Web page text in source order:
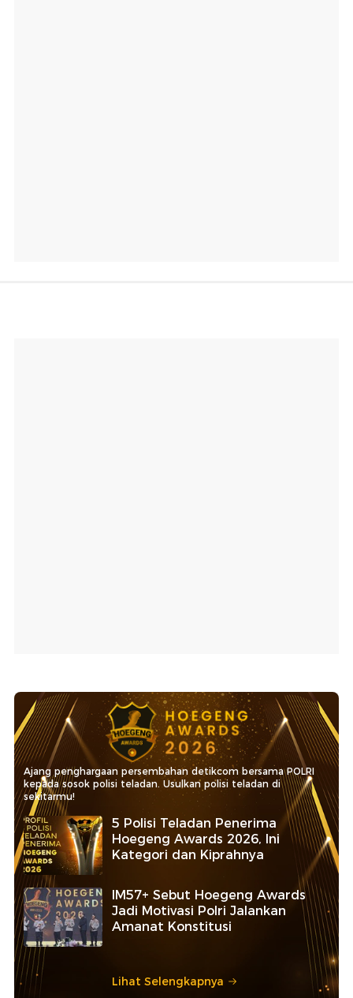
Ajang penghargaan persembahan detikcom bersama POLRI
kepada sosok polisi teladan. Usulkan polisi teladan di
sekitarmu!
5 Polisi Teladan Penerima
Hoegeng Awards 2026, Ini
Kategori dan Kiprahnya
IM57+ Sebut Hoegeng Awards
Jadi Motivasi Polri Jalankan
Amanat Konstitusi
Lihat Selengkapnya